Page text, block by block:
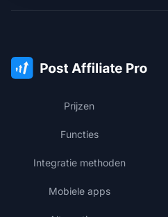
Prijzen
Functies
Integratie methoden
Mobiele apps